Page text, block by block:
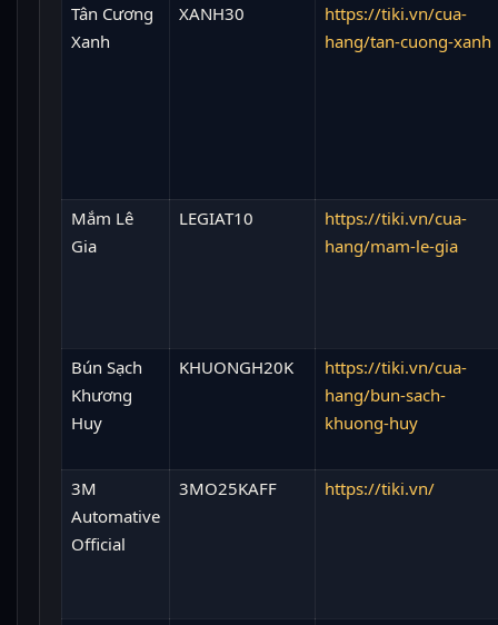
Tân Cương
Xanh
XANH30
https://tiki.vn/cua-
hang/tan-cuong-xanh
Mắm Lê
Gia
LEGIAT10
https://tiki.vn/cua-
hang/mam-le-gia
Bún Sạch
Khương
Huy
KHUONGH20K
https://tiki.vn/cua-
hang/bun-sach-
khuong-huy
3M
Automative
Official
3MO25KAFF https://tiki.vn/